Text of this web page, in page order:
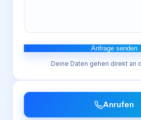
Anfrage senden
Deine Daten gehen direkt an
Anrufen